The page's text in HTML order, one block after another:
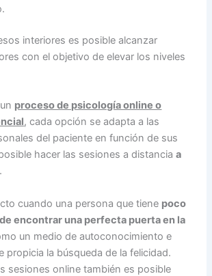
interiores es posible alcanzar
con el objetivo de elevar los niveles
proceso de psicología online o
, cada opción se adapta a las
del paciente en función de sus
hacer las sesiones a distanciaa
.
cuando una persona que tiene poco
encontrar una perfecta puerta en la
un medio de autoconocimiento e
propicia la búsqueda de la felicidad.
sesiones online también es posible